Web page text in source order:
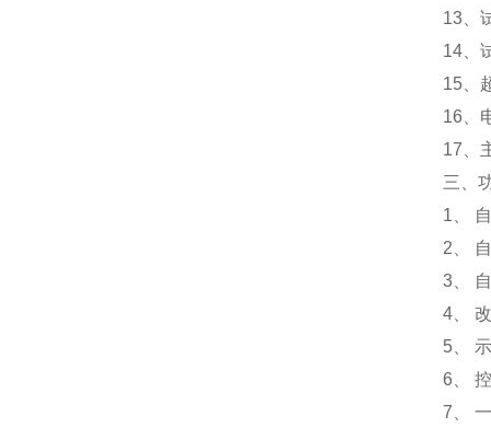
13、
14、
15、
16、
17、
三、
1、
2、
3、
4、
5、
6、
7、